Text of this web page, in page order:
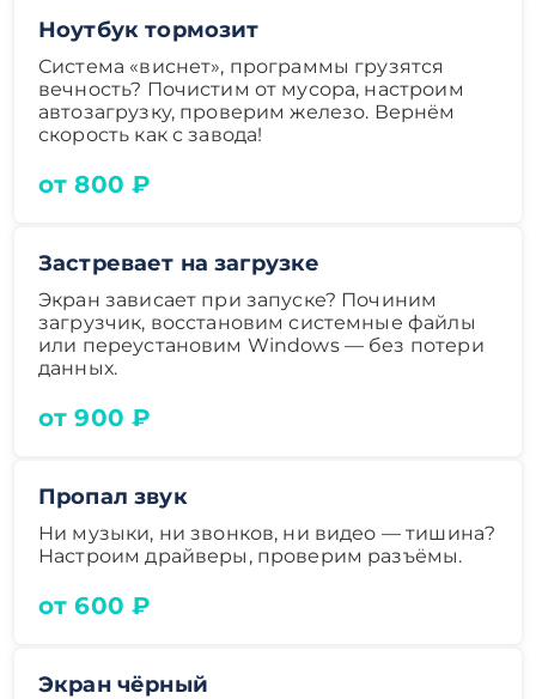
Ноутбук тормозит
Система «виснет», программы грузятся
вечность? Почистим от мусора, настроим
автозагрузку, проверим железо. Вернём
скорость как с завода!
от 800 ₽
Застревает на загрузке
Экран зависает при запуске? Починим
загрузчик, восстановим системные файлы
или переустановим Windows — без потери
данных.
от 900 ₽
Пропал звук
Ни музыки, ни звонков, ни видео — тишина?
Настроим драйверы, проверим разъёмы.
от 600 ₽
Экран чёрный